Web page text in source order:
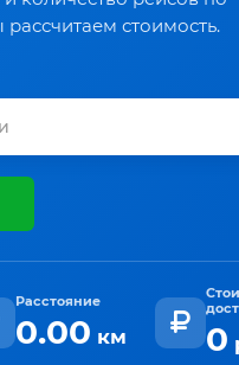
стоимость.
Расстояние
0.00 км 0